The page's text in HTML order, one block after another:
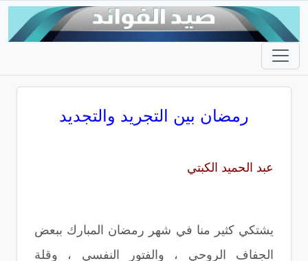
رمضان بين التجريد والتجديد
عبد الحميد الكبتي
يشتكي كثير منا في شهر رمضان المبارك ببعض
الجفاف الروحي ، والفتور النفسي ، وقلة